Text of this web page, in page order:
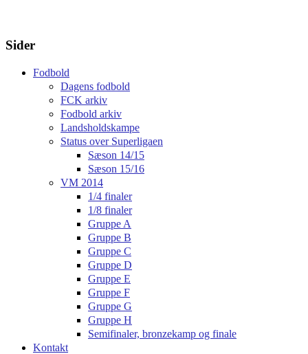
Sider
Fodbold
Dagens fodbold
FCK arkiv
Fodbold arkiv
Landsholdskampe
Status over Superligaen
Sæson 14/15
Sæson 15/16
VM 2014
1/4 finaler
1/8 finaler
Gruppe A
Gruppe B
Gruppe C
Gruppe D
Gruppe E
Gruppe F
Gruppe G
Gruppe H
Semifinaler, bronzekamp og finale
Kontakt